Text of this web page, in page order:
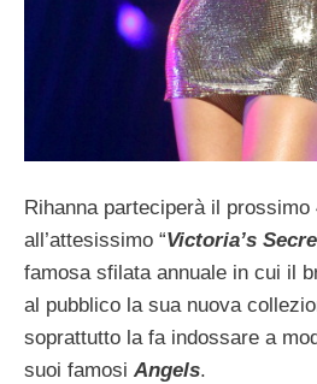
Rihanna parteciperà il prossimo
all’attesissimo “Victoria’s
famosa sfilata annuale in cui il
al pubblico la sua nuova
soprattutto la fa indossare a
suoi famosi Angels.